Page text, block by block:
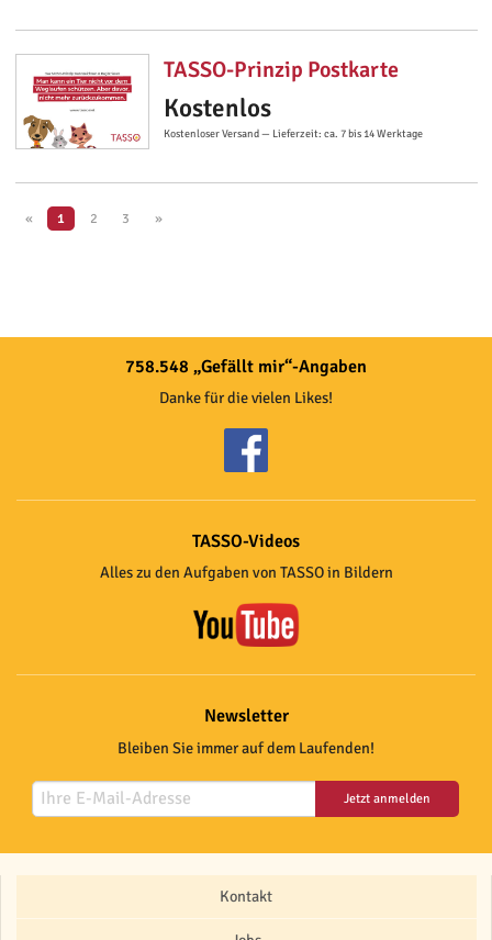
TASSO-Prinzip Postkarte
Kostenlos
Kostenloser Versand — Lieferzeit: ca. 7 bis 14 Werktage
« 1 2 3 »
758.548 „Gefällt mir“-Angaben
Danke für die vielen Likes!
TASSO-Videos
Alles zu den Aufgaben von TASSO in Bildern
Newsletter
Bleiben Sie immer auf dem Laufenden!
Jetzt anmelden
Kontakt